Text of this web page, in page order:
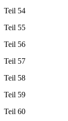
Teil 54
Teil 55
Teil 56
Teil 57
Teil 58
Teil 59
Teil 60